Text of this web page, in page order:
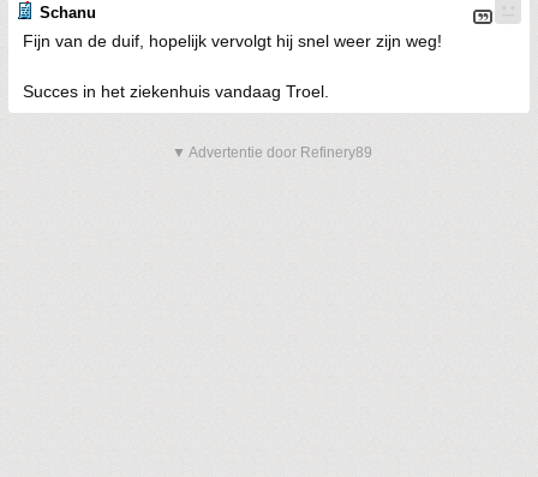
Schanu
Fijn van de duif, hopelijk vervolgt hij snel weer zijn weg!
Succes in het ziekenhuis vandaag Troel.
▼ Advertentie door Refinery89